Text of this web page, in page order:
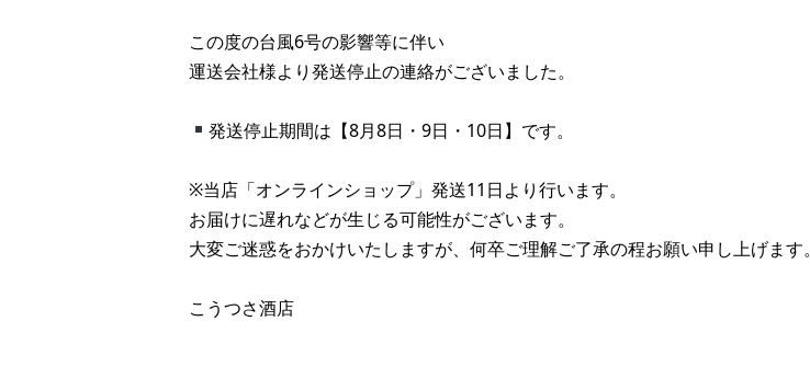
この度の台風6号の影響等に伴い
運送会社様より発送停止の連絡がございました。
発送停止期間は【8月8日・9日・10日】です。
※当店「オンラインショップ」発送11日より行います。
お届けに遅れなどが生じる可能性がございます。
大変ご迷惑をおかけいたしますが、何卒ご理解ご了承の程お願い申し上げます。
こうつさ酒店